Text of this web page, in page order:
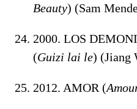
Beauty) (Sam
2000. LOS
(Guizi lai le) (Jiang
2012. AMOR (